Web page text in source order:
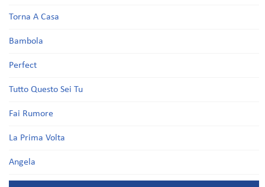
Torna A Casa
Bambola
Perfect
Tutto Questo Sei Tu
Fai Rumore
La Prima Volta
Angela